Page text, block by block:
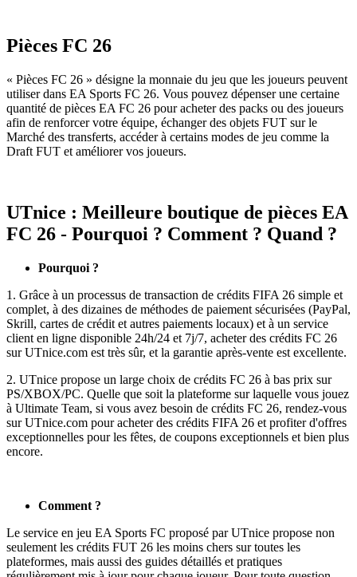
Pièces FC 26
« Pièces FC 26 » désigne la monnaie du jeu que les joueurs peuvent
utiliser dans EA Sports FC 26. Vous pouvez dépenser une certaine
quantité de pièces EA FC 26 pour acheter des packs ou des joueurs
afin de renforcer votre équipe, échanger des objets FUT sur le
Marché des transferts, accéder à certains modes de jeu comme la
Draft FUT et améliorer vos joueurs.
UTnice : Meilleure boutique de pièces EA
FC 26 - Pourquoi ? Comment ? Quand ?
Pourquoi ?
1. Grâce à un processus de transaction de crédits FIFA 26 simple et
complet, à des dizaines de méthodes de paiement sécurisées (PayPal,
Skrill, cartes de crédit et autres paiements locaux) et à un service
client en ligne disponible 24h/24 et 7j/7, acheter des crédits FC 26
sur UTnice.com est très sûr, et la garantie après-vente est excellente.
2. UTnice propose un large choix de crédits FC 26 à bas prix sur
PS/XBOX/PC. Quelle que soit la plateforme sur laquelle vous jouez
à Ultimate Team, si vous avez besoin de crédits FC 26, rendez-vous
sur UTnice.com pour acheter des crédits FIFA 26 et profiter d'offres
exceptionnelles pour les fêtes, de coupons exceptionnels et bien plus
encore.
Comment ?
Le service en jeu EA Sports FC proposé par UTnice propose non
seulement les crédits FUT 26 les moins chers sur toutes les
plateformes, mais aussi des guides détaillés et pratiques